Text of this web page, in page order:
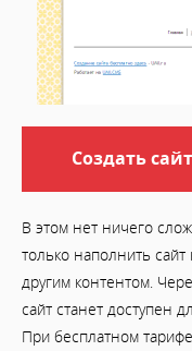
Создать сайт
В этом нет ничего
только наполнить
другим контентом.
сайт станет доступен
При бесплатном